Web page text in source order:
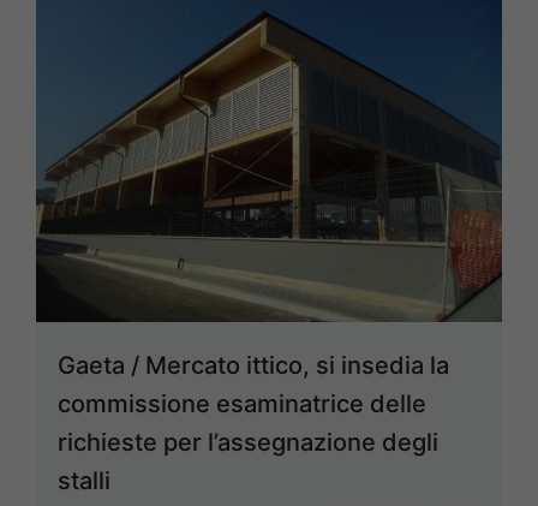
Gaeta / Mercato ittico, si insedia la
commissione esaminatrice delle
richieste per l’assegnazione degli
stalli